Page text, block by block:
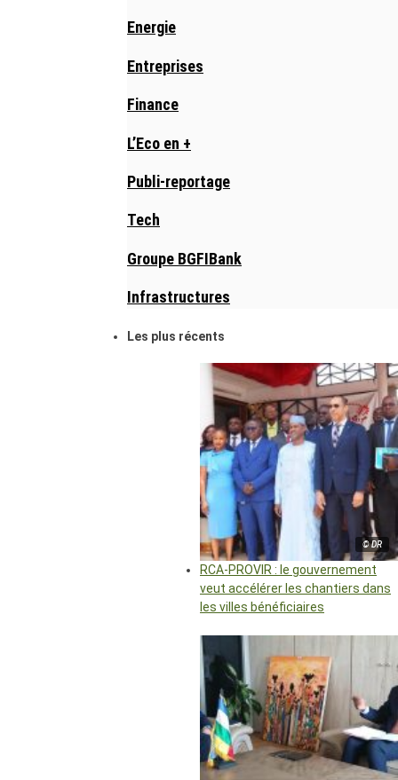
Energie
Entreprises
Finance
L’Eco en +
Publi-reportage
Tech
Groupe BGFIBank
Infrastructures
Les plus récents
© DR
RCA-PROVIR : le gouvernement
veut accélérer les chantiers dans
les villes bénéficiaires